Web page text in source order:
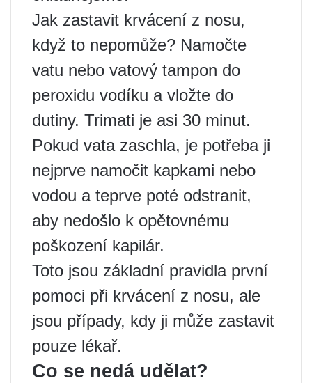
Jak zastavit krvácení z nosu,
když to nepomůže? Namočte
vatu nebo vatový tampon do
peroxidu vodíku a vložte do
dutiny. Trimati je asi 30 minut.
Pokud vata zaschla, je potřeba ji
nejprve namočit kapkami nebo
vodou a teprve poté odstranit,
aby nedošlo k opětovnému
poškození kapilár.
Toto jsou základní pravidla první
pomoci při krvácení z nosu, ale
jsou případy, kdy ji může zastavit
pouze lékař.
Co se nedá udělat?